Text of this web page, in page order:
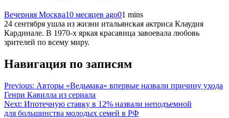
Вечерняя Москва10 месяцев ago01 mins
24 сентября ушла из жизни итальянская актриса Клаудия
Кардинале. В 1970-х яркая красавица завоевала любовь
зрителей по всему миру.
Навигация по записям
Previous: Авторы «Ведьмака» впервые назвали причину ухода
Генри Кавилла из сериала
Next: Ипотечную ставку в 12% назвали неподъемной
для большинства молодых семей в РФ